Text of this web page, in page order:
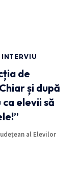
INTERVIU
de
și după
elevii să
al Elevilor